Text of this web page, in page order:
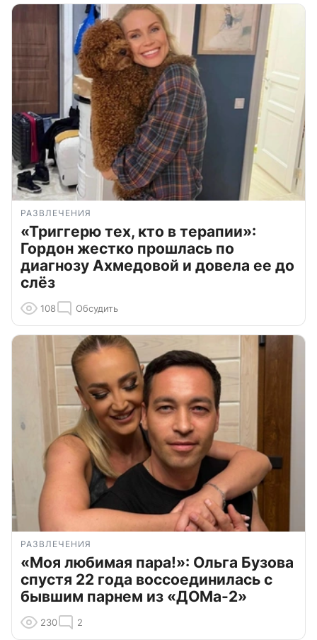
РАЗВЛЕЧЕНИЯ
«Триггерю тех, кто в терапии»:
Гордон жестко прошлась по
диагнозу Ахмедовой и довела ее до
слёз
108 Обсудить
РАЗВЛЕЧЕНИЯ
«Моя любимая пара!»: Ольга Бузова
спустя 22 года воссоединилась с
бывшим парнем из «ДОМа-2»
230 2